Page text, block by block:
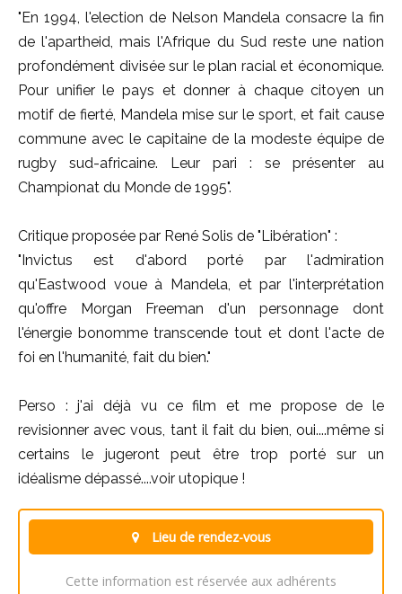
"En 1994, l'election de Nelson Mandela consacre la fin
de l'apartheid, mais l'Afrique du Sud reste une nation
profondément divisée sur le plan racial et économique.
Pour unifier le pays et donner à chaque citoyen un
motif de fierté, Mandela mise sur le sport, et fait cause
commune avec le capitaine de la modeste équipe de
rugby sud-africaine. Leur pari : se présenter au
Championat du Monde de 1995".
Critique proposée par René Solis de "Libération" :
"Invictus est d'abord porté par l'admiration
qu'Eastwood voue à Mandela, et par l'interprétation
qu'offre Morgan Freeman d'un personnage dont
l'énergie bonomme transcende tout et dont l'acte de
foi en l'humanité, fait du bien."
Perso : j'ai déjà vu ce film et me propose de le
revisionner avec vous, tant il fait du bien, oui....même si
certains le jugeront peut être trop porté sur un
idéalisme dépassé....voir utopique !
Lieu de rendez-vous
Cette information est réservée aux adhérents